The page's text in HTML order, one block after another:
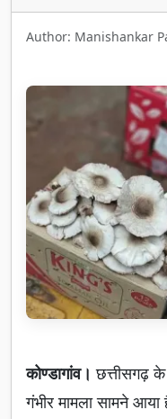
Author: Manishankar
कोण्डागांव।छत्तीसगढ़
गंभीर मामला सामने